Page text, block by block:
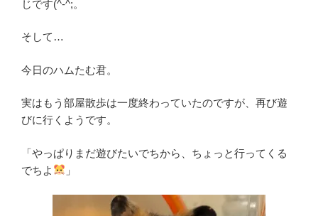
じです(^-^;。
そして…
今日のハムたむ君。
実はもう部屋散歩は一度終わっていたのですが、再び遊
びに行くようです。
「やっぱりまだ遊びたいでちから、ちょっと行ってくる
でちよ
」